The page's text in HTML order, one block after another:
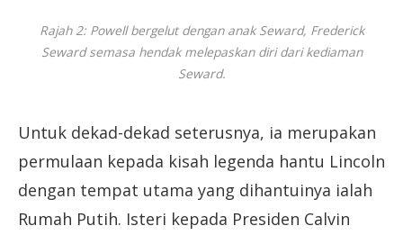
Rajah 2: Powell bergelut dengan anak Seward, Frederick
Seward semasa hendak melepaskan diri dari kediaman
Seward.
Untuk dekad-dekad seterusnya, ia merupakan
permulaan kepada kisah legenda hantu Lincoln
dengan tempat utama yang dihantuinya ialah
Rumah Putih. Isteri kepada Presiden Calvin